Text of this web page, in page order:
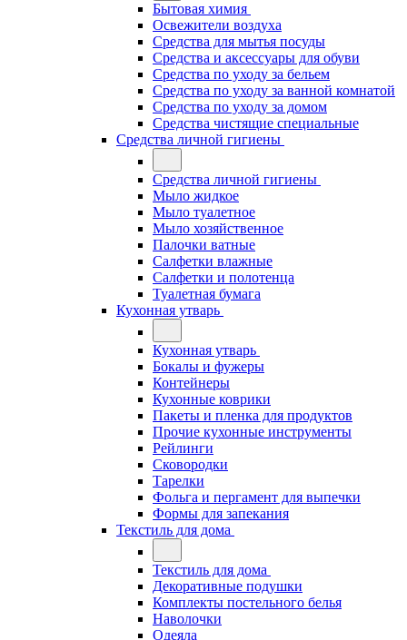
Бытовая химия
Освежители воздуха
Средства для мытья посуды
Средства и аксессуары для обуви
Средства по уходу за бельем
Средства по уходу за ванной комнатой
Средства по уходу за домом
Средства чистящие специальные
Средства личной гигиены
Средства личной гигиены
Мыло жидкое
Мыло туалетное
Мыло хозяйственное
Палочки ватные
Салфетки влажные
Салфетки и полотенца
Туалетная бумага
Кухонная утварь
Кухонная утварь
Бокалы и фужеры
Контейнеры
Кухонные коврики
Пакеты и пленка для продуктов
Прочие кухонные инструменты
Рейлинги
Сковородки
Тарелки
Фольга и пергамент для выпечки
Формы для запекания
Текстиль для дома
Текстиль для дома
Декоративные подушки
Комплекты постельного белья
Наволочки
Одеяла